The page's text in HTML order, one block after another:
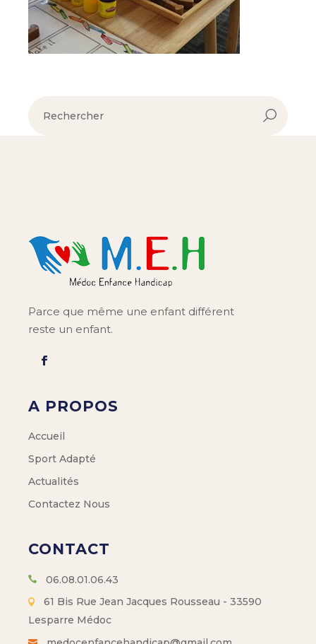
Parce que même une enfant différent
reste un enfant.
A PROPOS
Accueil
Sport Adapté
Actualités
Contactez Nous
CONTACT
06.08.01.06.43
61 Bis Rue Jean Jacques Rousseau - 33590
Lesparre Médoc